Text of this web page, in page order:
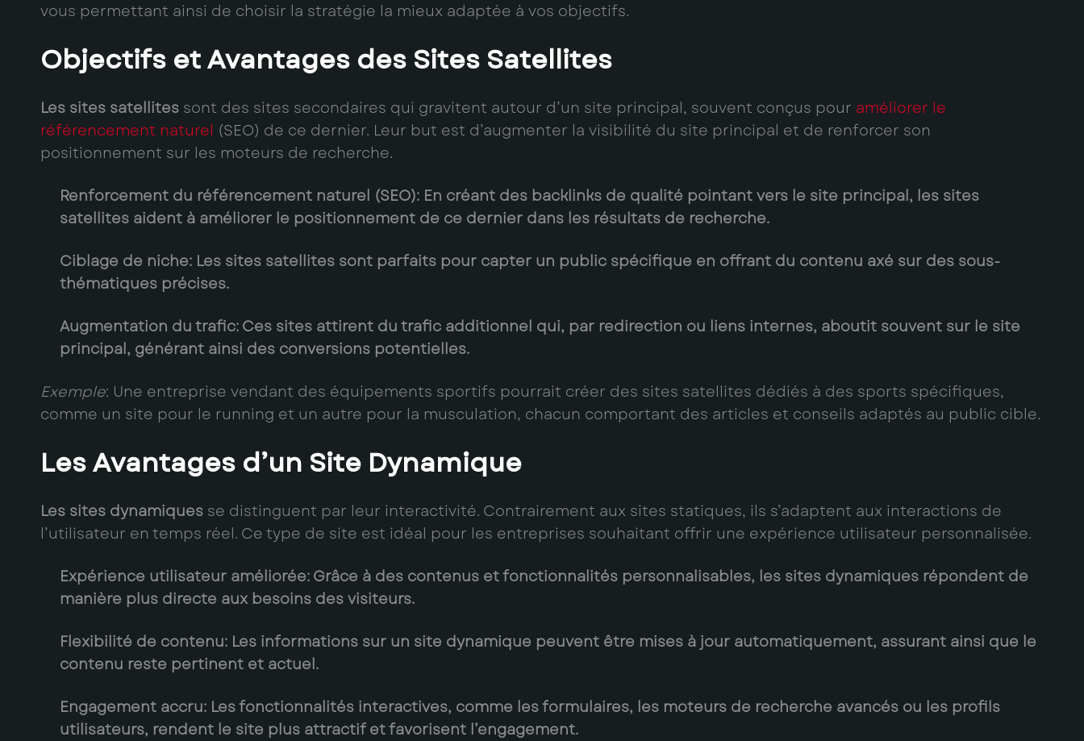
vous permettant ainsi de choisir la stratégie la mieux adaptée à vos objectifs.
Objectifs et Avantages des Sites Satellites
Les sites satellites sont des sites secondaires qui gravitent autour d’un site principal, souvent conçus pour améliorer le
référencement naturel (SEO) de ce dernier. Leur but est d’augmenter la visibilité du site principal et de renforcer son
positionnement sur les moteurs de recherche.
Renforcement du référencement naturel (SEO): En créant des backlinks de qualité pointant vers le site principal, les sites
satellites aident à améliorer le positionnement de ce dernier dans les résultats de recherche.
Ciblage de niche: Les sites satellites sont parfaits pour capter un public spécifique en offrant du contenu axé sur des sous-
thématiques précises.
Augmentation du trafic: Ces sites attirent du trafic additionnel qui, par redirection ou liens internes, aboutit souvent sur le site
principal, générant ainsi des conversions potentielles.
Exemple: Une entreprise vendant des équipements sportifs pourrait créer des sites satellites dédiés à des sports spécifiques,
comme un site pour le running et un autre pour la musculation, chacun comportant des articles et conseils adaptés au public cible.
Les Avantages d’un Site Dynamique
Les sites dynamiques se distinguent par leur interactivité. Contrairement aux sites statiques, ils s’adaptent aux interactions de
l’utilisateur en temps réel. Ce type de site est idéal pour les entreprises souhaitant offrir une expérience utilisateur personnalisée.
Expérience utilisateur améliorée: Grâce à des contenus et fonctionnalités personnalisables, les sites dynamiques répondent de
manière plus directe aux besoins des visiteurs.
Flexibilité de contenu: Les informations sur un site dynamique peuvent être mises à jour automatiquement, assurant ainsi que le
contenu reste pertinent et actuel.
Engagement accru: Les fonctionnalités interactives, comme les formulaires, les moteurs de recherche avancés ou les profils
utilisateurs, rendent le site plus attractif et favorisent l’engagement.